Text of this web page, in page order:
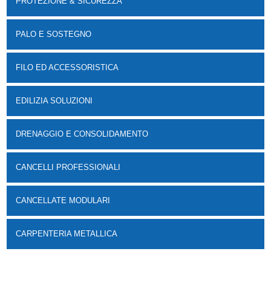
PALO E SOSTEGNO
FILO ED ACCESSORISTICA
EDILIZIA SOLUZIONI
DRENAGGIO E CONSOLIDAMENTO
CANCELLI PROFESSIONALI
CANCELLATE MODULARI
CARPENTERIA METALLICA